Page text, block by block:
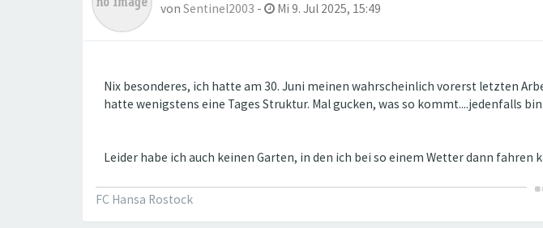
von Sentinel2003 - Mi 9. Jul 2025, 15:49
Nix besonderes, ich hatte am 30. Juni meinen wahrscheinlich vorerst letzten
hatte wenigstens eine Tages Struktur. Mal gucken, was so kommt....jedenfalls
Leider habe ich auch keinen Garten, in den ich bei so einem Wetter dann fahren
FC Hansa Rostock